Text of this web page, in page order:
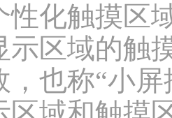
性化触摸区
示区域的触
，也称“小